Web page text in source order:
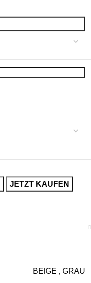
JETZT KAUFEN
BEIGE , GRAU